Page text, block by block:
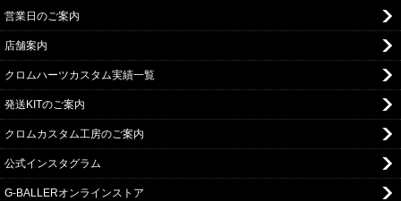
営業日のご案内
店舗案内
クロムハーツカスタム実績一覧
発送KITのご案内
クロムカスタム工房のご案内
公式インスタグラム
G-BALLERオンラインストア